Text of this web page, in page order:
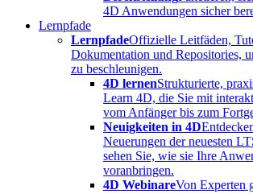
4D Anwendungen sicher
Lernpfade
LernpfadeOffizielle Leitfäden,
Dokumentation und Repositories,
zu beschleunigen.
4D lernenStrukturierte,
Learn 4D, die Sie mit
vom Anfänger bis zum
Neuigkeiten in 4D
Neuerungen der neuesten
sehen Sie, wie sie Ihre
voranbringen.
4D WebinareVon Experten